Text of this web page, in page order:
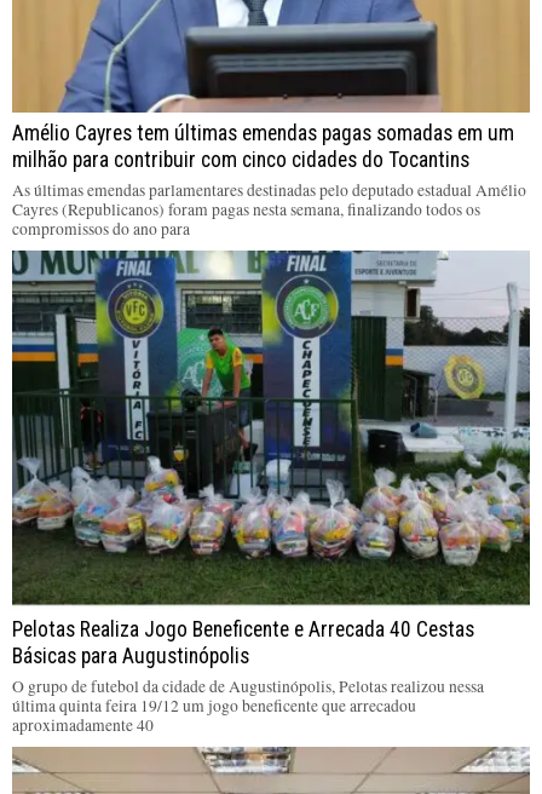
Amélio Cayres tem últimas emendas pagas somadas em um
milhão para contribuir com cinco cidades do Tocantins
As últimas emendas parlamentares destinadas pelo deputado estadual Amélio
Cayres (Republicanos) foram pagas nesta semana, finalizando todos os
compromissos do ano para
Pelotas Realiza Jogo Beneficente e Arrecada 40 Cestas
Básicas para Augustinópolis
O grupo de futebol da cidade de Augustinópolis, Pelotas realizou nessa
última quinta feira 19/12 um jogo beneficente que arrecadou
aproximadamente 40